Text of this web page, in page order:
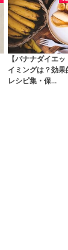
【バナナダイエ
イミングは？効
レシピ集・保…